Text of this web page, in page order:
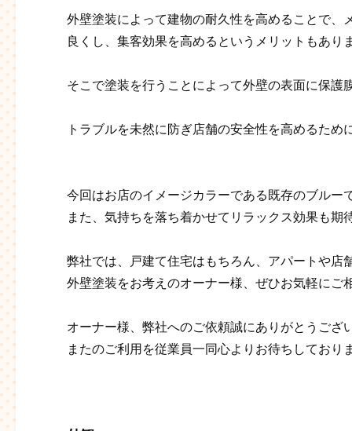
外壁塗装によって建物の耐久性を高めることで
良くし、集客効果を高めるというメリットもあり
そこで塗装を行うことによって外壁の表面に保
トラブルを未然に防ぎ店舗の安全性を高めるた
今回はお店のイメージカラーである既存のブル
また、気持ちを落ち着かせてリラックス効果も
弊社では、戸建て住宅はもちろん、アパートや店
外壁塗装をお考えのオーナー様、ぜひお気軽にご
オーナー様、弊社へのご依頼誠にありがとうござ
またのご利用を従業員一同心よりお待ちしており